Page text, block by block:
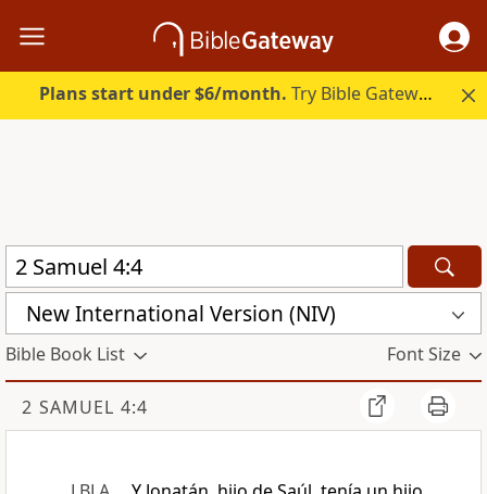
Plans start under $6/month. Try Bible Gateway Plus.
New International Version (NIV)
Bible Book List Font Size
2 SAMUEL 4:4